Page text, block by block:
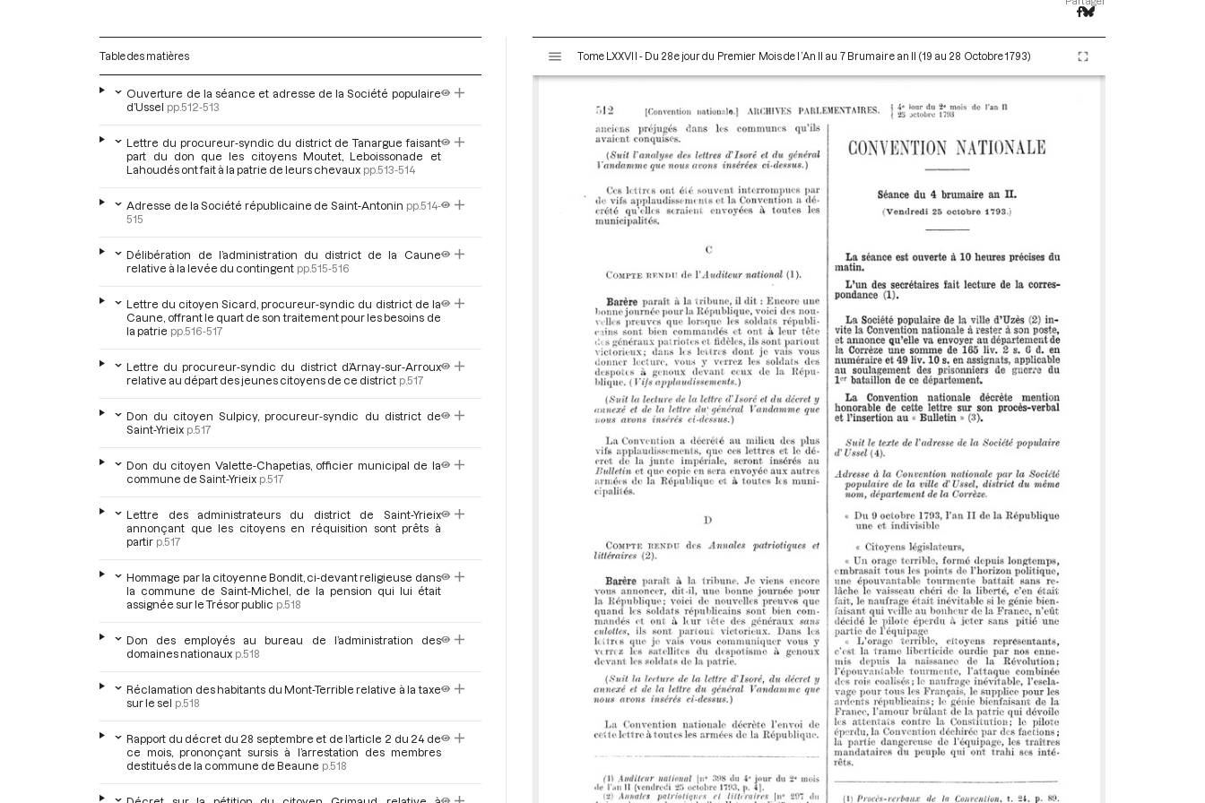
Table des matières
Ouverture de la séance et adresse de la Société populaire
d’Ussel pp.512-513
Lettre du procureur-syndic du district de Tanargue faisant
part du don que les citoyens Moutet, Leboissonade et
Lahoudés ont fait à la patrie de leurs chevaux pp.513-514
Adresse de la Société républicaine de Saint-Antonin pp.514-
515
Délibération de l’administration du district de la Caune
relative à la levée du contingent pp.515-516
Lettre du citoyen Sicard, procureur-syndic du district de la
Caune, offrant le quart de son traitement pour les besoins de
la patrie pp.516-517
Lettre du procureur-syndic du district d’Arnay-sur-Arroux
relative au départ des jeunes citoyens de ce district p.517
Don du citoyen Sulpicy, procureur-syndic du district de
Saint-Yrieix p.517
Don du citoyen Valette-Chapetias, officier municipal de la
commune de Saint-Yrieix p.517
Lettre des administrateurs du district de Saint-Yrieix
annonçant que les citoyens en réquisition sont prêts à
partir p.517
Hommage par la citoyenne Bondit, ci-devant religieuse dans
la commune de Saint-Michel, de la pension qui lui était
assignée sur le Trésor public p.518
Don des employés au bureau de l’administration des
domaines nationaux p.518
Réclamation des habitants du Mont-Terrible relative à la taxe
sur le sel p.518
Rapport du décret du 28 septembre et de l’article 2 du 24 de
ce mois, prononçant sursis à l’arrestation des membres
destitués de la commune de Beaune p.518
s
Tome LXXVII - Du 28e jour du Premier Mois de l’An II au 7 Brumaire an II (19 au 28 Octobre 1793)